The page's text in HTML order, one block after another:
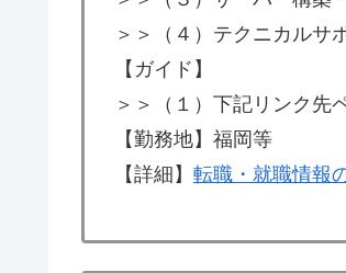
＞＞（４）テクニカルサ
【ガイド】
＞＞（１）下記リンク先
【勤務地】福岡等
【詳細】 転職・就職情報